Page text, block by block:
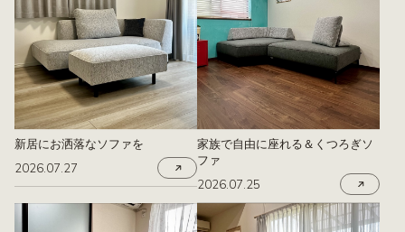
新居にお洒落なソファを
2026.07.27
家族で自由に座れる＆くつろぎソ
ファ
2026.07.25